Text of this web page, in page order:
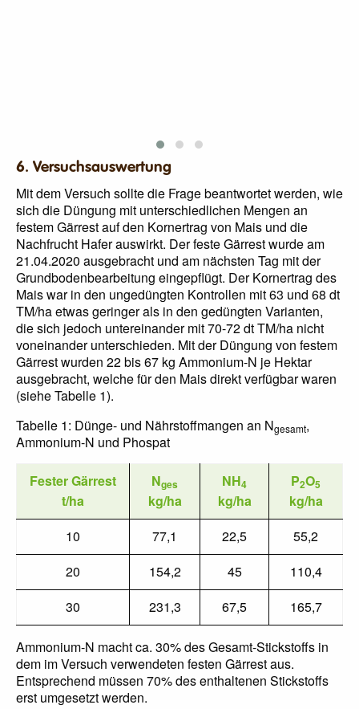
6. Versuchsauswertung
Mit dem Versuch sollte die Frage beantwortet werden, wie
sich die Düngung mit unterschiedlichen Mengen an
festem Gärrest auf den Kornertrag von Mais und die
Nachfrucht Hafer auswirkt. Der feste Gärrest wurde am
21.04.2020 ausgebracht und am nächsten Tag mit der
Grundbodenbearbeitung eingepflügt. Der Kornertrag des
Mais war in den ungedüngten Kontrollen mit 63 und 68 dt
TM/ha etwas geringer als in den gedüngten Varianten,
die sich jedoch untereinander mit 70-72 dt TM/ha nicht
voneinander unterschieden. Mit der Düngung von festem
Gärrest wurden 22 bis 67 kg Ammonium-N je Hektar
ausgebracht, welche für den Mais direkt verfügbar waren
(siehe Tabelle 1).
Tabelle 1: Dünge- und Nährstoffmangen an Ngesamt,
Ammonium-N und Phospat
Fester Gärrest
t/ha
Nges
kg/ha
NH4
kg/ha
P2O5
kg/ha
10
77,1 22,5
55,2
20
154,2 45
110,4
30
231,3 67,5 165,7
Ammonium-N macht ca. 30% des Gesamt-Stickstoffs in
dem im Versuch verwendeten festen Gärrest aus.
Entsprechend müssen 70% des enthaltenen Stickstoffs
erst umgesetzt werden.